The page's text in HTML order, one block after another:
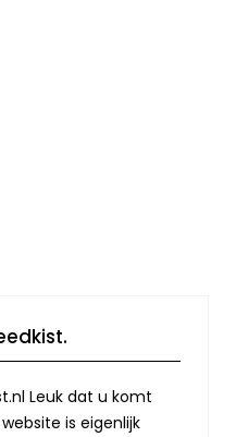
Leuk dat u komt
is eigenlijk